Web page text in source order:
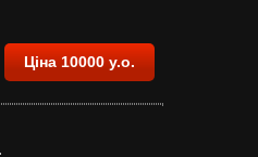
Ціна 10000 у.о.